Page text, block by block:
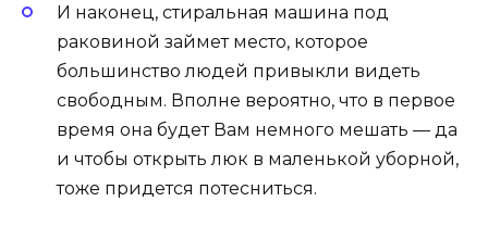
И наконец, стиральная машина под
раковиной займет место, которое
большинство людей привыкли видеть
свободным. Вполне вероятно, что в первое
время она будет Вам немного мешать — да
и чтобы открыть люк в маленькой уборной,
тоже придется потесниться.